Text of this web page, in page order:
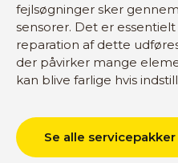
fejlsøgninger sker
sensorer. Det er
reparation af dette
der påvirker mange
kan blive farlige hvis
Se alle